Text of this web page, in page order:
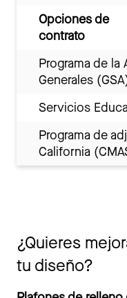
Opciones de
contrato
Programa de
Generales
Servicios
Programa de
California
¿Quieres
tu diseño?